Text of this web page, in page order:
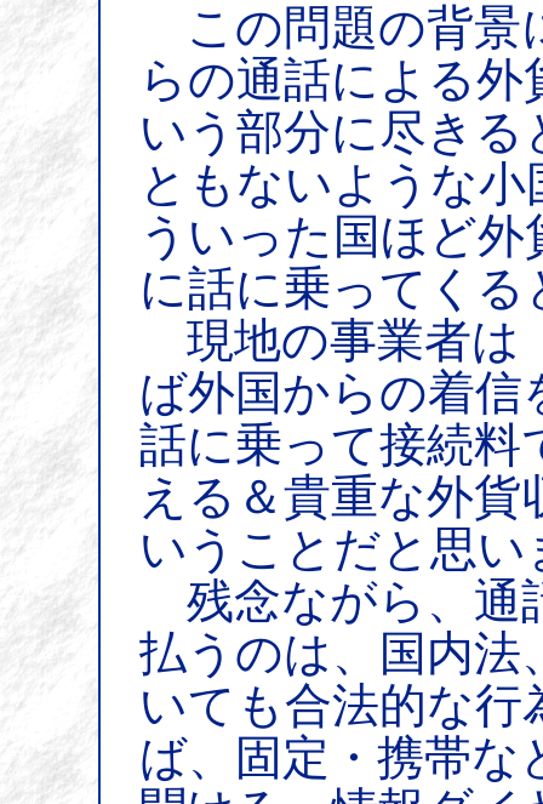
この問題の背景
らの通話による
いう部分に尽き
ともないような
ういった国ほど
に話に乗ってくる
現地の事業者は
ば外国からの着
話に乗って接続料
える＆貴重な外
いうことだと思い
残念ながら、通
払うのは、国内法
いても合法的な
ば、固定・携帯な